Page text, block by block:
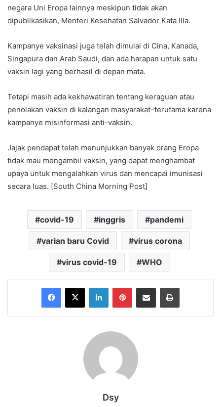
negara Uni Eropa lainnya meskipun tidak akan
dipublikasikan, Menteri Kesehatan Salvador Kata Illa.
Kampanye vaksinasi juga telah dimulai di Cina, Kanada,
Singapura dan Arab Saudi, dan ada harapan untuk satu
vaksin lagi yang berhasil di depan mata.
Tetapi masih ada kekhawatiran tentang keraguan atau
penolakan vaksin di kalangan masyarakat–terutama karena
kampanye misinformasi anti-vaksin.
Jajak pendapat telah menunjukkan banyak orang Eropa
tidak mau mengambil vaksin, yang dapat menghambat
upaya untuk mengalahkan virus dan mencapai imunisasi
secara luas. [South China Morning Post]
covid-19 inggris pandemi
varian baru Covid virus corona
virus covid-19 WHO
Facebook
X LinkedInPinterestShare via Email Print
Dsy